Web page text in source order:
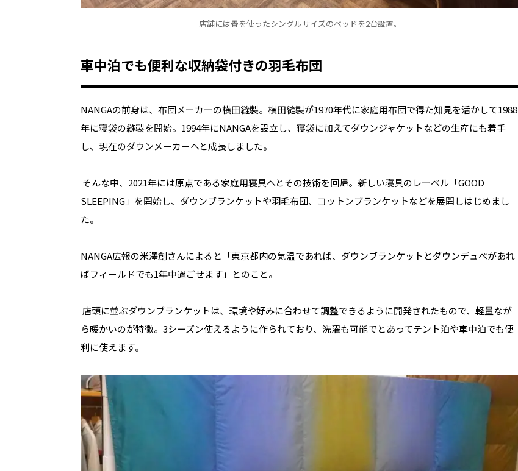
店舗には畳を使ったシングルサイズのベッドを2台設置。
車中泊でも便利な収納袋付きの羽毛布団
NANGAの前身は、布団メーカーの横田縫製。横田縫製が1970年代に家庭用布団で得た知見を活かして1988
年に寝袋の縫製を開始。 1994年にNANGAを設立し、寝袋に加えてダウンジャケットなどの生産にも着手
し、現在のダウンメーカーへと成長しました。
そんな中、 2021年には原点である家庭用寝具へとその技術を回帰。新しい寝具のレーベル「GOOD
SLEEPING」を開始し、ダウンブランケットや羽毛布団、コットンブランケットなどを展開しはじめまし
た。
NANGA広報の米澤創さんによると「東京都内の気温であれば、ダウンブランケットとダウンデュベがあれ
ばフィールドでも1年中過ごせます」とのこと。
店頭に並ぶダウンブランケットは、環境や好みに合わせて調整できるように開発されたもので、軽量なが
ら暖かいのが特徴。 3シーズン使えるように作られており、洗濯も可能でとあってテント泊や車中泊でも便
利に使えます。